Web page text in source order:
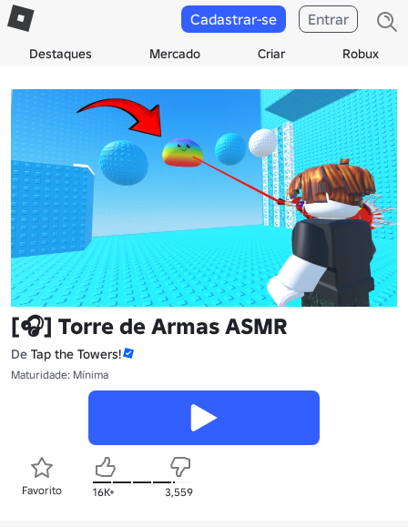
Destaques Mercado Criar Robux
Cadastrar-se Entrar
[🎧] Torre de Armas ASMR
De Tap the Towers!
Maturidade: Mínima
Favorito 16K+ 3,559